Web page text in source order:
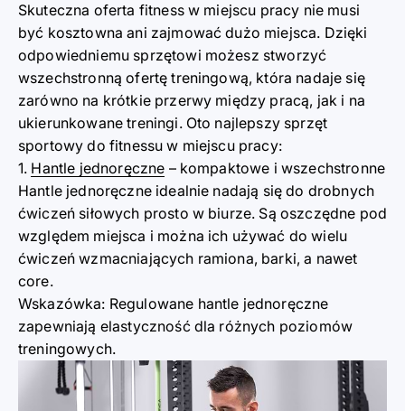
Skuteczna oferta fitness w miejscu pracy nie musi
być kosztowna ani zajmować dużo miejsca. Dzięki
odpowiedniemu sprzętowi możesz stworzyć
wszechstronną ofertę treningową, która nadaje się
zarówno na krótkie przerwy między pracą, jak i na
ukierunkowane treningi. Oto najlepszy sprzęt
sportowy do fitnessu w miejscu pracy:
1. Hantle jednoręczne – kompaktowe i wszechstronne
Hantle jednoręczne idealnie nadają się do drobnych
ćwiczeń siłowych prosto w biurze. Są oszczędne pod
względem miejsca i można ich używać do wielu
ćwiczeń wzmacniających ramiona, barki, a nawet
core.
Wskazówka: Regulowane hantle jednoręczne
zapewniają elastyczność dla różnych poziomów
treningowych.